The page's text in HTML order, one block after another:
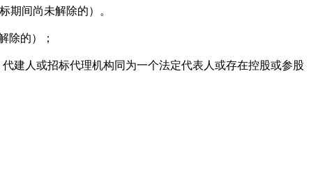
期间尚未解除的）。
除的）；
建人或招标代理机构同为一个法定代表人或存在控股或参股